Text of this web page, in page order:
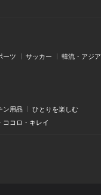
ーツ サッカー 韓流・アジア
ン用品 ひとりを楽しむ
ココロ・キレイ